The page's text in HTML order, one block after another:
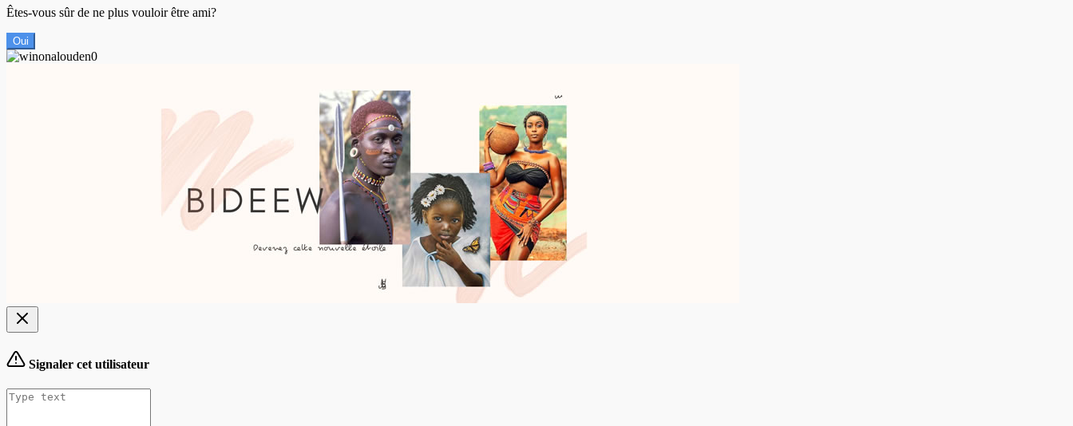
Êtes-vous sûr de ne plus vouloir être ami?
Oui
Signaler cet utilisateur